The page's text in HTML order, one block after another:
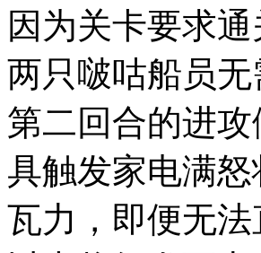
因为关卡要求
两只啵咕船员
第二回合的进
具触发家电满
瓦力，即便无